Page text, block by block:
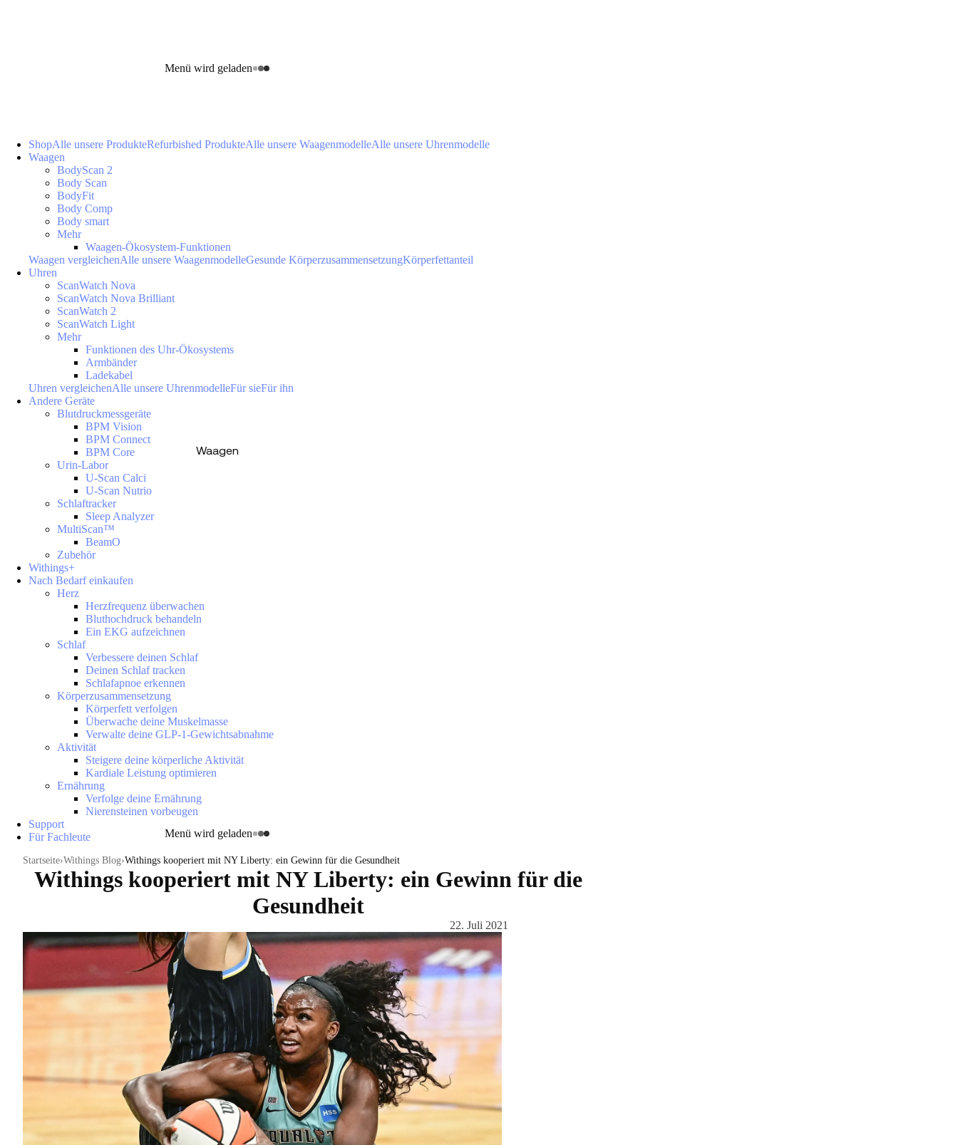
Menü wird geladen
Waagen
Menü wird geladen
ShopAlle unsere ProdukteRefurbished ProdukteAlle unsere WaagenmodelleAlle unsere Uhrenmodelle
Waagen
BodyScan 2
Body Scan
BodyFit
Body Comp
Body smart
Mehr
Waagen-Ökosystem-Funktionen
Waagen vergleichenAlle unsere WaagenmodelleGesunde KörperzusammensetzungKörperfettanteil
Uhren
ScanWatch Nova
ScanWatch Nova Brilliant
ScanWatch 2
ScanWatch Light
Mehr
Funktionen des Uhr-Ökosystems
Armbänder
Ladekabel
Uhren vergleichenAlle unsere UhrenmodelleFür sieFür ihn
Andere Geräte
Blutdruckmessgeräte
BPM Vision
BPM Connect
BPM Core
Urin-Labor
U-Scan Calci
U-Scan Nutrio
Schlaftracker
Sleep Analyzer
MultiScan™
BeamO
Zubehör
Withings+
Nach Bedarf einkaufen
Herz
Herzfrequenz überwachen
Bluthochdruck behandeln
Ein EKG aufzeichnen
Schlaf
Verbessere deinen Schlaf
Deinen Schlaf tracken
Schlafapnoe erkennen
Körperzusammensetzung
Körperfett verfolgen
Überwache deine Muskelmasse
Verwalte deine GLP-1-Gewichtsabnahme
Aktivität
Steigere deine körperliche Aktivität
Kardiale Leistung optimieren
Ernährung
Verfolge deine Ernährung
Nierensteinen vorbeugen
Support
Für Fachleute
Startseite Withings Blog Withings kooperiert mit NY Liberty: ein Gewinn für die Gesundheit
Withings kooperiert mit NY Liberty: ein Gewinn für die
Gesundheit
22. Juli 2021